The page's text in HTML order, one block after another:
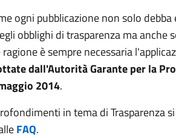
ogni pubblicazione non solo debba
obblighi di trasparenza ma anche
è sempre necessaria
dall'Autorità Garante per la
2014.
in tema di Trasparenza
FAQ.